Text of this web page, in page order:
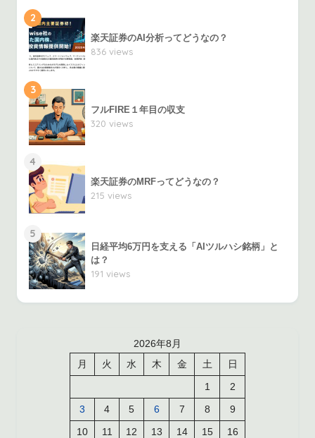
2
楽天証券のAI分析ってどうなの？
836 views
3
フルFIRE１年目の収支
320 views
4
楽天証券のMRFってどうなの？
215 views
5
日経平均6万円を支える「AIツルハシ銘柄」と
は？
191 views
2026年8月
月
火 水 木 金 土
日
1
2
3
4 5 6 7 8
9
10
11 12 13 14 15
16